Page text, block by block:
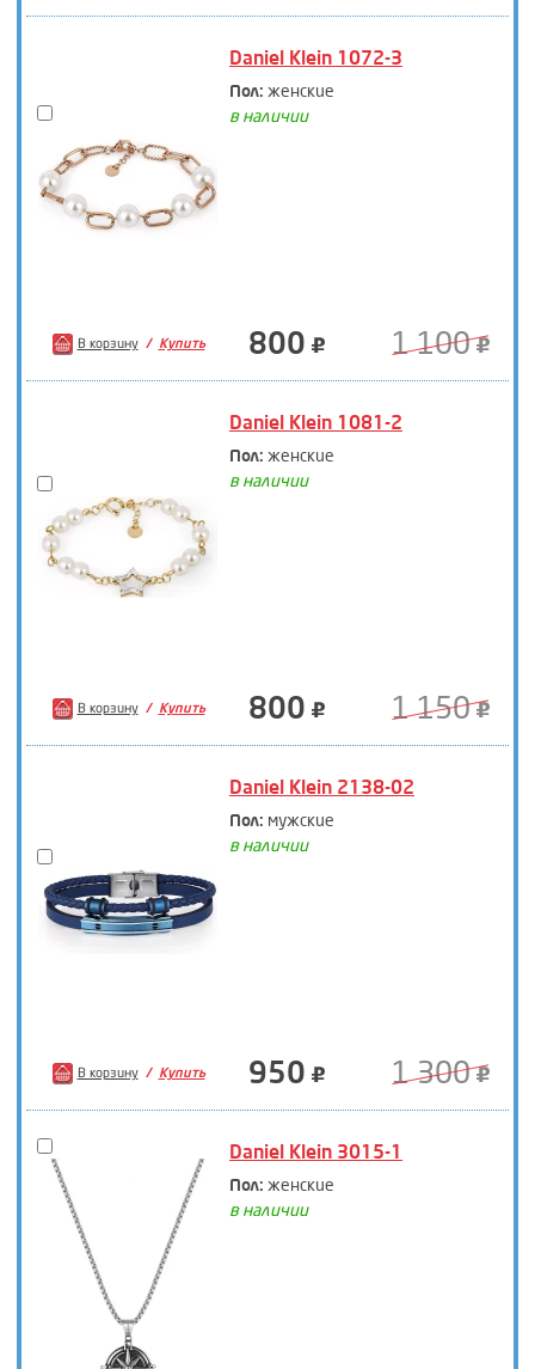
Daniel Klein 1072-3
Пол: женские
в наличии
В корзину Купить 800 1 100
Daniel Klein 1081-2
Пол: женские
в наличии
В корзину Купить 800 1 150
Daniel Klein 2138-02
Пол: мужские
в наличии
В корзину Купить 950 1 300
Daniel Klein 3015-1
Пол: женские
в наличии